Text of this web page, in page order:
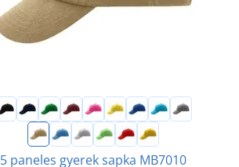
5 paneles gyerek sapka MB7010